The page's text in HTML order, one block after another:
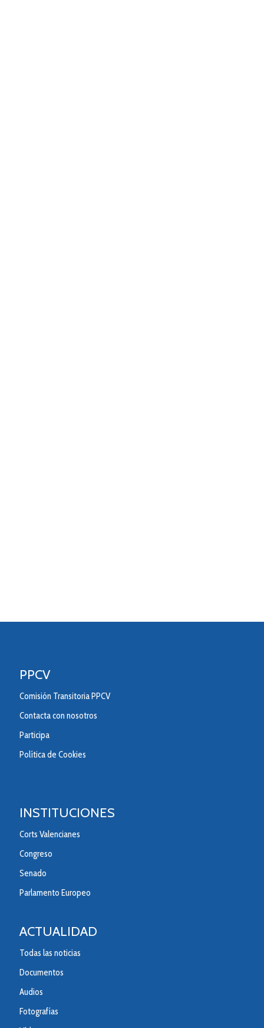
PPCV
Comisión Transitoria PPCV
Contacta con nosotros
Participa
Política de Cookies
INSTITUCIONES
Corts Valencianes
Congreso
Senado
Parlamento Europeo
ACTUALIDAD
Todas las noticias
Documentos
Audios
Fotografías